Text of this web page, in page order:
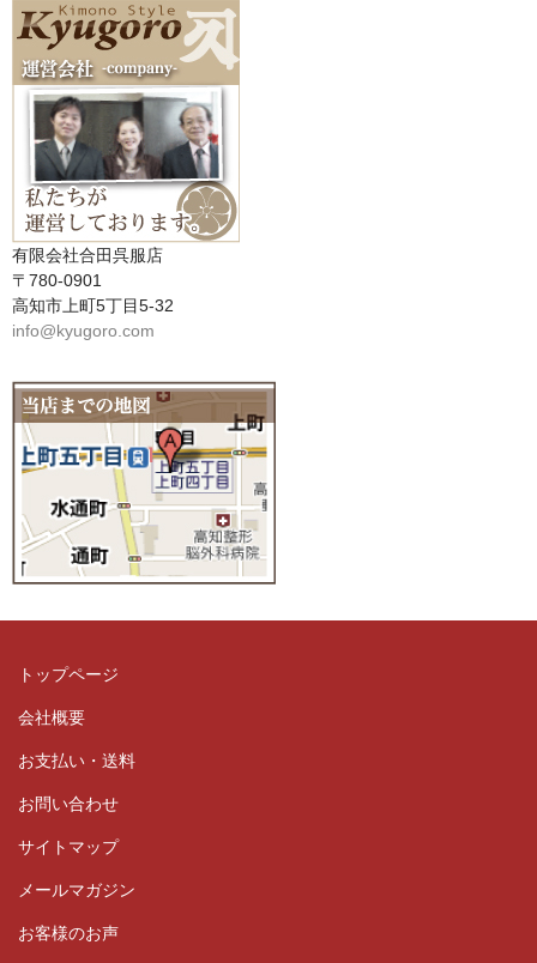
有限会社合田呉服店
〒780-0901
高知市上町5丁目5-32
info@kyugoro.com
トップページ
会社概要
お支払い・送料
お問い合わせ
サイトマップ
メールマガジン
お客様のお声